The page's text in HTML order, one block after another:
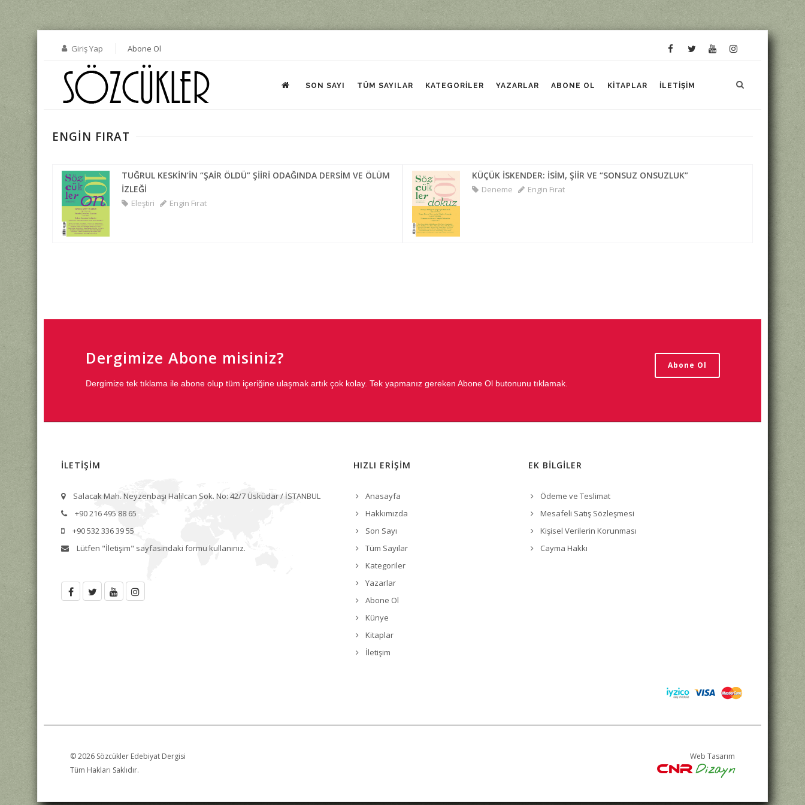
Giriş Yap Abone Ol
SON SAYI TÜM SAYILAR KATEGORILER YAZARLAR ABONE OL KITAPLAR İLETIŞIM
ENGIN FIRAT
TUĞRUL KESKİN’İN “ŞAİR ÖLDÜ” ŞİİRİ ODAĞINDA DERSİM VE ÖLÜM
İZLEĞİ
Eleştiri Engin Fırat
KÜÇÜK İSKENDER: İSİM, ŞİİR VE “SONSUZ ONSUZLUK”
Deneme Engin Fırat
Dergimize Abone misiniz?
Dergimize tek tıklama ile abone olup tüm içeriğine ulaşmak artık çok kolay. Tek yapmanız gereken Abone Ol butonunu tıklamak.
Abone Ol
İLETİŞİM
Salacak Mah. Neyzenbaşı Halilcan Sok. No: 42/7 Üsküdar / İSTANBUL
+90 216 495 88 65
+90 532 336 39 55
Lütfen "İletişim" sayfasındaki formu kullanınız.
HIZLI ERİŞİM
Anasayfa
Hakkımızda
Son Sayı
Tüm Sayılar
Kategoriler
Yazarlar
Abone Ol
Künye
Kitaplar
İletişim
EK BİLGİLER
Ödeme ve Teslimat
Mesafeli Satış Sözleşmesi
Kişisel Verilerin Korunması
Cayma Hakkı
© 2026 Sözcükler Edebiyat Dergisi
Tüm Hakları Saklıdır.
Web Tasarım
CNRDizayn